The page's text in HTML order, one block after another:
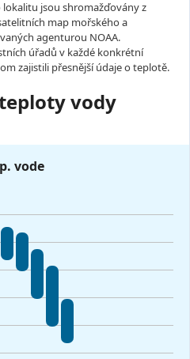
jsou shromažďovány z
map mořského a
agenturou NOAA.
úřadů v každé konkrétní
zajistili přesnější údaje o teplotě.
vody
vode